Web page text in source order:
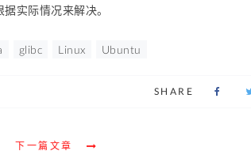
实际情况来解决。
glibc Linux Ubuntu
SHARE
下一篇文章